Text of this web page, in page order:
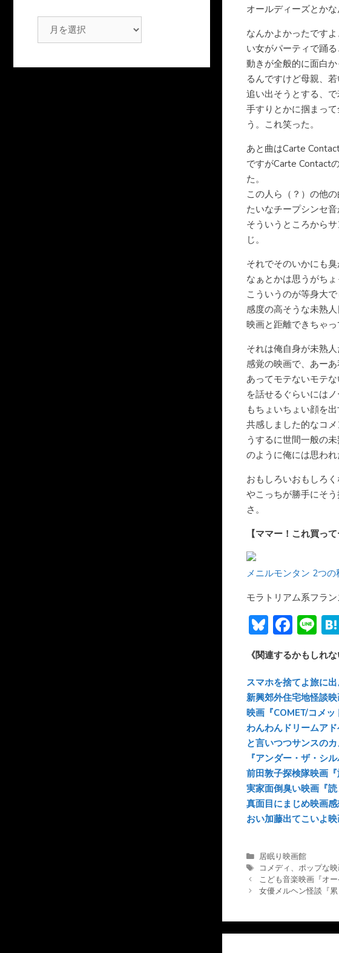
オールディーズとか
なんかよかったです
い女がパーティで踊
動きが全般的に面白
るんですけど母親、
追い出そうとする、
手すりとかに掴まっ
う。これ笑った。
あと曲はCarte
ですがCarte Contact
た。
この人ら（？）の他
たいなチープシンセ
そういうところから
じ。
それでそのいかにも
なぁとかは思うがち
こういうのが等身大
感度の高そうな未熟
映画と距離できちゃっ
それは俺自身が未熟
感覚の映画で、あー
あってモテないモテ
を話せるぐらいには
もちょいちょい顔を
共感しました的なコ
うするに世間一般の
のように俺には思われ
おもしろいおもしろ
やこっちが勝手にそ
さ。
【ママー！これ買って
メニルモンタン 2つ
モラトリアム系フラ
Bl
u
e
sk
y
F
ac
e
b
o
ok
Li
n
e
《関連するかもしれな
スマホを捨てよ旅に
新興郊外住宅地怪談
映画『COMET/コメッ
わんわんドリームア
と言いつつサンスの
『アンダー・ザ・シ
前田敦子探検隊映画
実家面倒臭い映画『
真面目にまじめ映画
おい加藤出てこいよ
カ
テ
ゴ
リ
居眠り映画館
タ
グ
コメディ、 ポップな
こども音楽映画『オ
女優メルヘン怪談『
ー